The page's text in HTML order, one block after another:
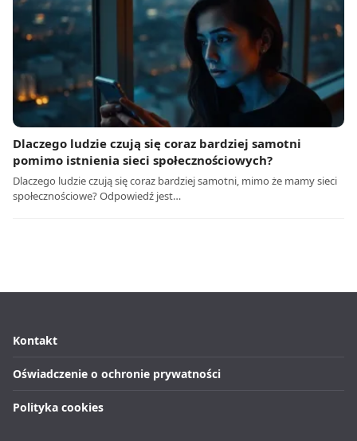
Dlaczego ludzie czują się coraz bardziej samotni
pomimo istnienia sieci społecznościowych?
Dlaczego ludzie czują się coraz bardziej samotni, mimo że mamy sieci
społecznościowe? Odpowiedź jest…
Kontakt
Oświadczenie o ochronie prywatności
Polityka cookies